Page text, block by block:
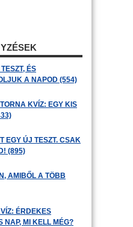
ÉS
A NAPOD (554)
KVÍZ: EGY KIS
EGY ÚJ TESZT. CSAK
(895)
AMIBŐL A TÖBB
ÉRDEKES
NAP, MI KELL MÉG?